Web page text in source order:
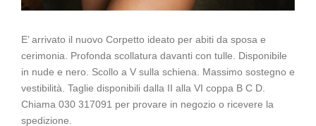
E’ arrivato il nuovo Corpetto ideato per abiti da sposa e
cerimonia. Profonda scollatura davanti con tulle. Disponibile
in nude e nero. Scollo a V sulla schiena. Massimo sostegno e
vestibilità. Taglie disponibili dalla II alla VI coppa B C D.
Chiama 030 317091 per provare in negozio o ricevere la
spedizione.